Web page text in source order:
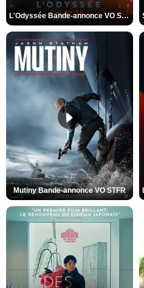
L'Odyssée Bande-annonce VO STFR
Mutiny Bande-annonce VO STFR